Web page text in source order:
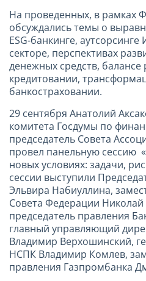
На проведенных, в рамках
обсуждались темы о
ESG-банкинге,
секторе, перспективах
денежных средств,
кредитовании,
банкостраховании.
29 сентября Анатолий
комитета Госдумы по
председатель Совета
провел панельную сессию
новых условиях: задачи,
сессии выступили
Эльвира Набиуллина,
Совета Федерации
председатель правления
главный управляющий
Владимир Верхошинский,
НСПК Владимир Комлев,
правления Газпромбанка